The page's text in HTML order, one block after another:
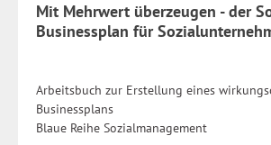
Mit Mehrwert überzeugen - der
Businessplan für
Arbeitsbuch zur Erstellung eines
Businessplans
Blaue Reihe Sozialmanagement